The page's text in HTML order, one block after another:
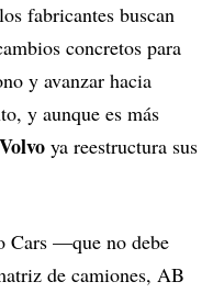
fabricantes buscan
concretos para
y avanzar hacia
y aunque es más
Volvo ya reestructura sus
Cars —que no debe
de camiones, AB